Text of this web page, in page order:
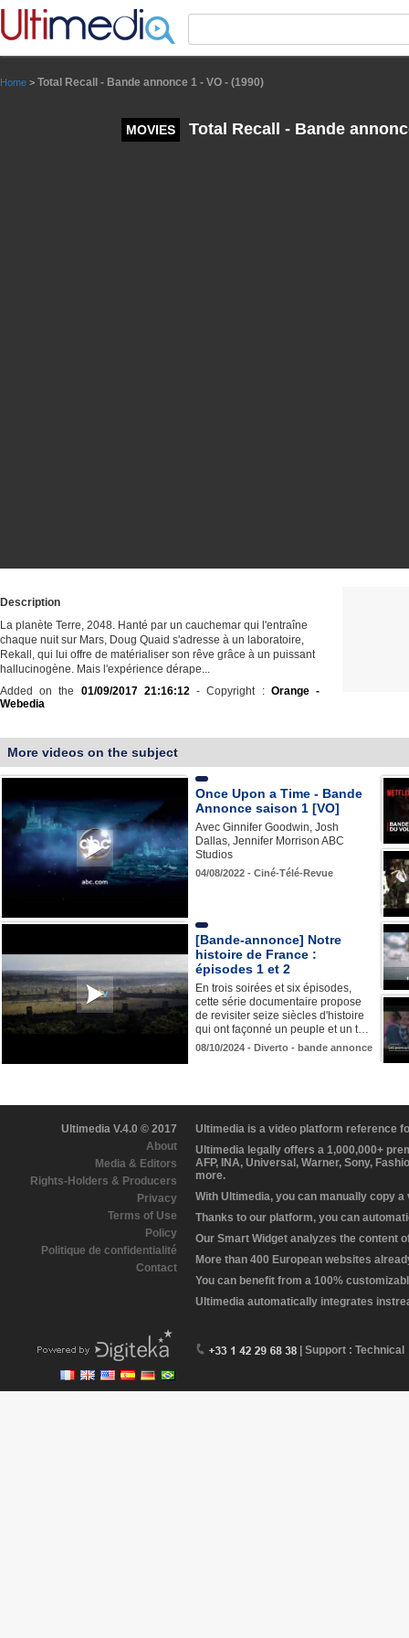
Home > Total Recall - Bande annonce 1 - VO - (1990)
MOVIES Total Recall - Bande
Description
La planète Terre, 2048. Hanté par un cauchemar qui l'entraîne
chaque nuit sur Mars, Doug Quaid s'adresse à un laboratoire,
Rekall, qui lui offre de matérialiser son rêve grâce à un puissant
hallucinogène. Mais l'expérience dérape...
Added on the 01/09/2017 21:16:12- Copyright : Orange -
Webedia
More videos on the subject
Once Upon a Time - Bande
Annonce saison 1 [VO]
Avec Ginnifer Goodwin, Josh
Dallas, Jennifer Morrison ABC
Studios
04/08/2022 - Ciné-Télé-Revue
[Bande-annonce] Notre
histoire de France :
épisodes 1 et 2
En trois soirées et six épisodes,
cette série documentaire propose
de revisiter seize siècles d'histoire
qui ont façonné un peuple et un t…
08/10/2024 - Diverto - bande annonce
Ultimedia V.4.0 © 2017
About
Media & Editors
Rights-Holders & Producers
Privacy
Terms of Use
Policy
Politique de confidentialité
Contact
Ultimedia is a video platform reference
Ultimedia legally offers a 1,000,000+
AFP, INA, Universal, Warner, Sony,
more.
With Ultimedia, you can manually copy
Thanks to our platform, you can
Our Smart Widget analyzes the content
More than 400 European websites
You can benefit from a 100%
Ultimedia automatically integrates
| Support : Technical
Panneau de gestion des cookies